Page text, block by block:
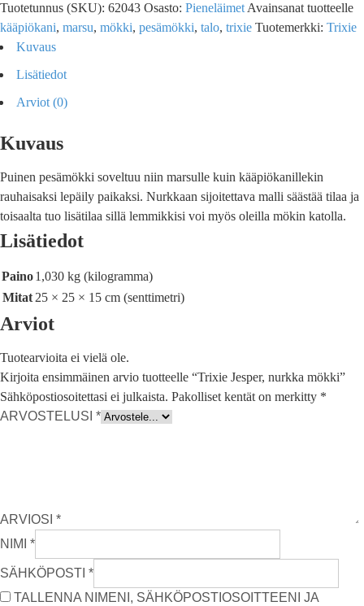
Tuotetunnus (SKU): 62043 Osasto: Pieneläimet Avainsanat tuotteelle
kääpiökani, marsu, mökki, pesämökki, talo, trixie Tuotemerkki: Trixie
Kuvaus
Lisätiedot
Arviot (0)
Kuvaus
Puinen pesämökki soveltuu niin marsulle kuin kääpiökanillekin
rauhaisaksi lepäily paikaksi. Nurkkaan sijoitettava malli säästää tilaa ja
toisaalta tuo lisätilaa sillä lemmikkisi voi myös oleilla mökin katolla.
Lisätiedot
Paino1,030 kg (kilogramma)
Mitat 25 × 25 × 15 cm (senttimetri)
Arviot
Tuotearvioita ei vielä ole.
Kirjoita ensimmäinen arvio tuotteelle “Trixie Jesper, nurkka mökki”
Sähköpostiosoitettasi ei julkaista. Pakolliset kentät on merkitty *
ARVOSTELUSI *
ARVIOSI *
NIMI *
SÄHKÖPOSTI *
TALLENNA NIMENI, SÄHKÖPOSTIOSOITTEENI JA